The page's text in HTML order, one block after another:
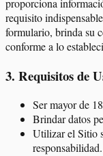
proporciona
requisito
formulario, brinda su
conforme a lo
3. Requisitos de
Ser mayor de
Brindar datos
Utilizar el Sitio
responsabilidad.